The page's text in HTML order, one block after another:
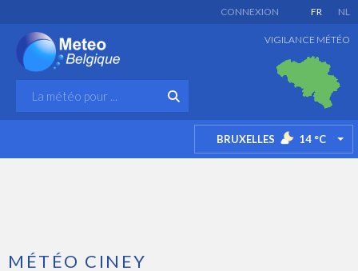
FR NL
CONNEXION
VIGILANCE MÉTÉO
BRUXELLES 14 °C
MÉTÉO CINEY